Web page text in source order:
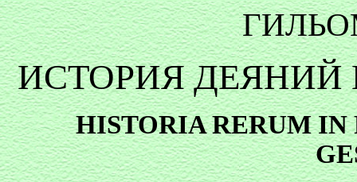
ИСТОРИЯ
HISTORIA RERUM IN